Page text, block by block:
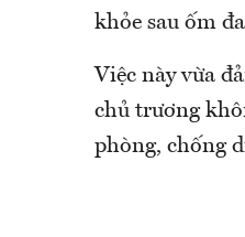
khỏe sau ốm
Việc này vừa
chủ trương
phòng, chống